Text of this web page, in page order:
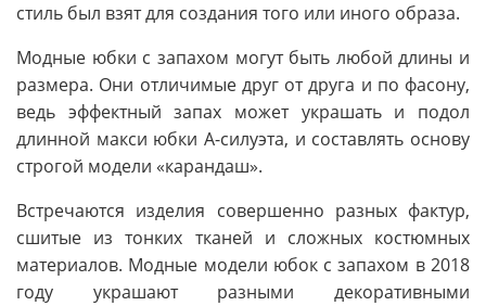
стиль был взят для создания того или иного образа.
Модные юбки с запахом могут быть любой длины и
размера. Они отличимые друг от друга и по фасону,
ведь эффектный запах может украшать и подол
длинной макси юбки А-силуэта, и составлять основу
строгой модели «карандаш».
Встречаются изделия совершенно разных фактур,
сшитые из тонких тканей и сложных костюмных
материалов. Модные модели юбок с запахом в 2018
году украшают разными декоративными